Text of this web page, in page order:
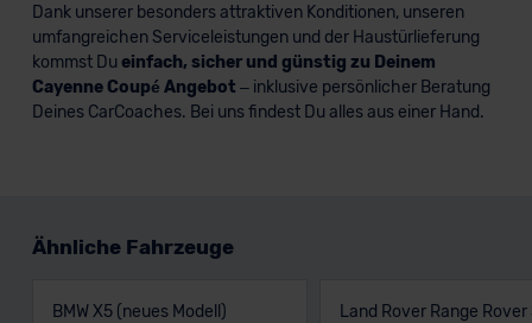
Dank unserer besonders attraktiven Konditionen, unseren
umfangreichen Serviceleistungen und der Haustürlieferung
kommst Du einfach, sicher und günstig zu Deinem
Cayenne Coupé Angebot – inklusive persönlicher Beratung
Deines CarCoaches. Bei uns findest Du alles aus einer Hand.
Ähnliche Fahrzeuge
BMW X5 (neues Modell)
Land Rover Range